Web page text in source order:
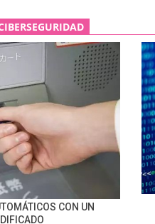
CON UN